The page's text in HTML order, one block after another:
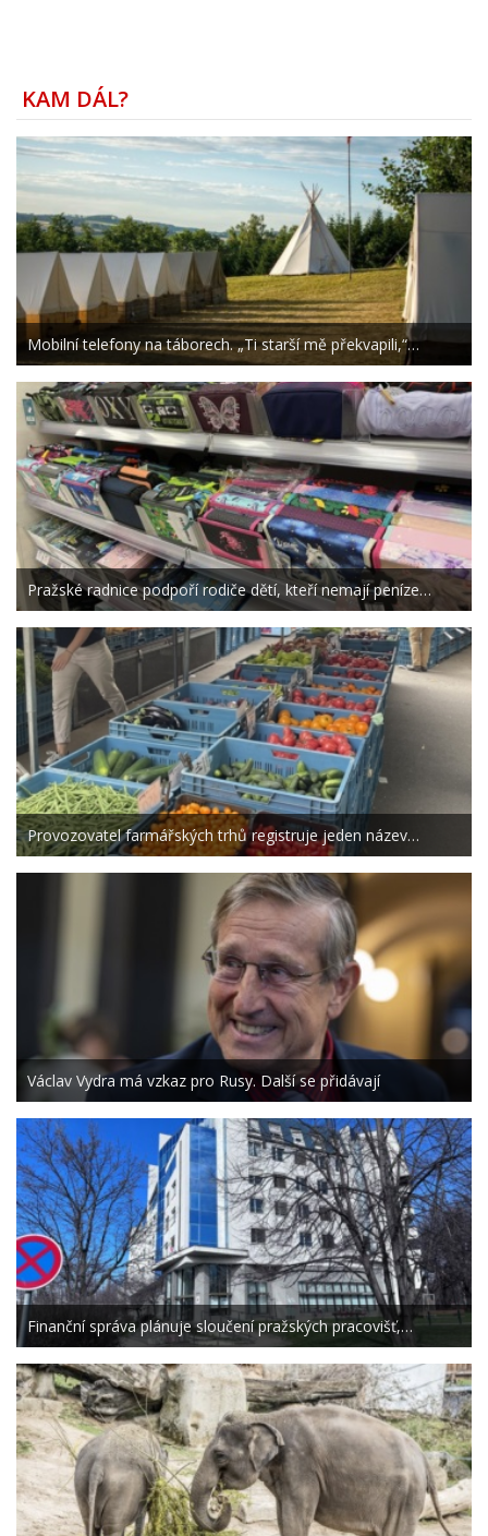
KAM DÁL?
Mobilní telefony na táborech. „Ti starší mě překvapili,“…
Pražské radnice podpoří rodiče dětí, kteří nemají peníze…
Provozovatel farmářských trhů registruje jeden název…
Václav Vydra má vzkaz pro Rusy. Další se přidávají
Finanční správa plánuje sloučení pražských pracovišť,…